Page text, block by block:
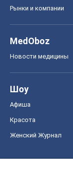
Рынки и компании
MedOboz
Новости медицины
Шоу
Афиша
Красота
Женский Журнал